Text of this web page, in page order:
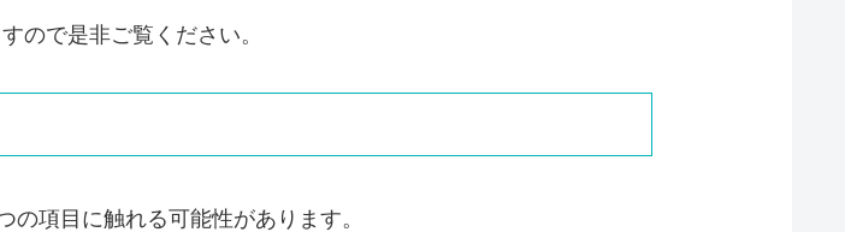
ので是非ご覧ください。
項目に触れる可能性があります。